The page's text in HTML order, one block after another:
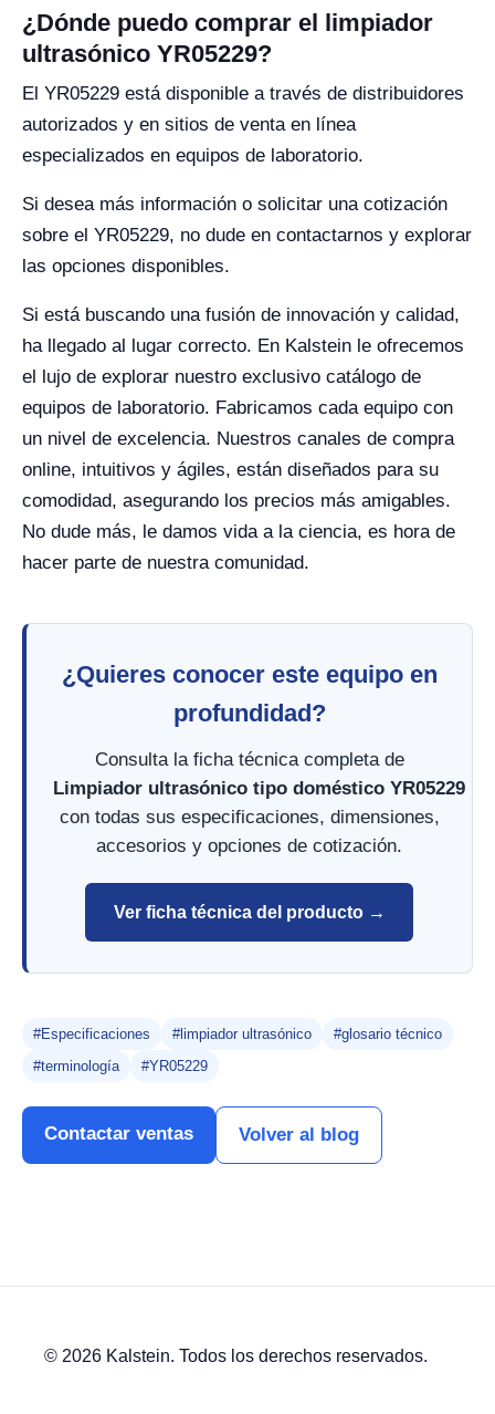
¿Dónde puedo comprar el limpiador
ultrasónico YR05229?
El YR05229 está disponible a través de distribuidores
autorizados y en sitios de venta en línea
especializados en equipos de laboratorio.
Si desea más información o solicitar una cotización
sobre el YR05229, no dude en contactarnos y explorar
las opciones disponibles.
Si está buscando una fusión de innovación y calidad,
ha llegado al lugar correcto. En Kalstein le ofrecemos
el lujo de explorar nuestro exclusivo catálogo de
equipos de laboratorio. Fabricamos cada equipo con
un nivel de excelencia. Nuestros canales de compra
online, intuitivos y ágiles, están diseñados para su
comodidad, asegurando los precios más amigables.
No dude más, le damos vida a la ciencia, es hora de
hacer parte de nuestra comunidad.
¿Quieres conocer este equipo en
profundidad?
Consulta la ficha técnica completa de
Limpiador ultrasónico tipo doméstico YR05229
con todas sus especificaciones, dimensiones,
accesorios y opciones de cotización.
Ver ficha técnica del producto →
#Especificaciones #limpiador ultrasónico
#glosario técnico
#terminología
#YR05229
Contactar ventas Volver al blog
© 2026 Kalstein. Todos los derechos reservados.